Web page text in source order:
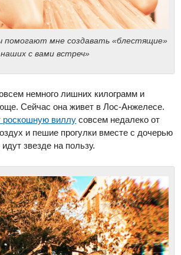
помогают мне создавать «блестящие»
с вами встреч»
немного лишних килограмм и
Сейчас она живет в Лос-Анжелесе.
роскошную виллу совсем недалеко от
и пешие прогулки вместе с дочерью
звезде на пользу.